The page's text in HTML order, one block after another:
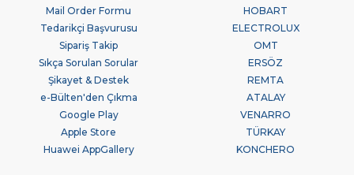
Mail Order Formu
Tedarikçi Başvurusu
Sipariş Takip
Sıkça Sorulan Sorular
Şikayet & Destek
e-Bülten'den Çıkma
Google Play
Apple Store
Huawei AppGallery
HOBART
ELECTROLUX
OMT
ERSÖZ
REMTA
ATALAY
VENARRO
TÜRKAY
KONCHERO